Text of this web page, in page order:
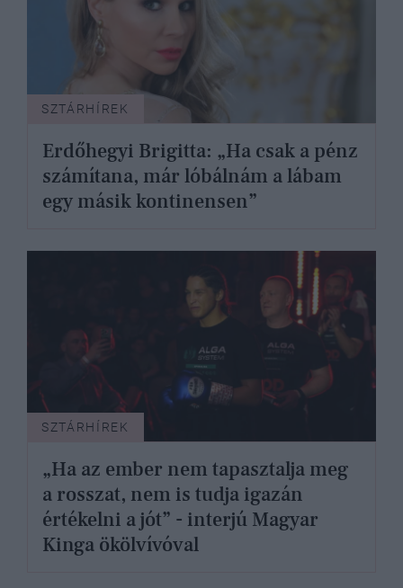
SZTÁRHÍREK
Erdőhegyi Brigitta: „Ha csak a pénz
számítana, már lóbálnám a lábam
egy másik kontinensen”
SZTÁRHÍREK
„Ha az ember nem tapasztalja meg
a rosszat, nem is tudja igazán
értékelni a jót” - interjú Magyar
Kinga ökölvívóval